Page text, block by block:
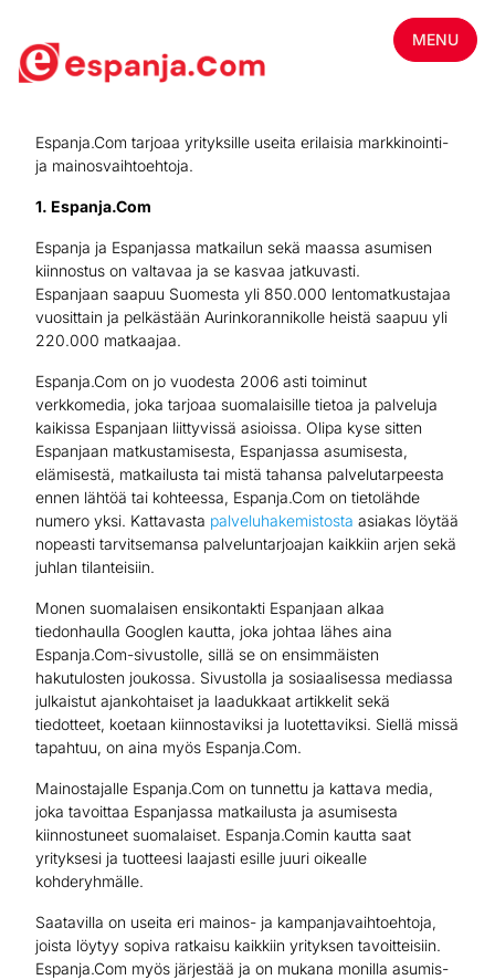
MENU
Espanja.Com tarjoaa yrityksille useita erilaisia markkinointi-
ja mainosvaihtoehtoja.
1. Espanja.Com
Espanja ja Espanjassa matkailun sekä maassa asumisen
kiinnostus on valtavaa ja se kasvaa jatkuvasti.
Espanjaan saapuu Suomesta yli 850.000 lentomatkustajaa
vuosittain ja pelkästään Aurinkorannikolle heistä saapuu yli
220.000 matkaajaa.
Espanja.Com on jo vuodesta 2006 asti toiminut
verkkomedia, joka tarjoaa suomalaisille tietoa ja palveluja
kaikissa Espanjaan liittyvissä asioissa. Olipa kyse sitten
Espanjaan matkustamisesta, Espanjassa asumisesta,
elämisestä, matkailusta tai mistä tahansa palvelutarpeesta
ennen lähtöä tai kohteessa, Espanja.Com on tietolähde
numero yksi. Kattavasta palveluhakemistosta asiakas löytää
nopeasti tarvitsemansa palveluntarjoajan kaikkiin arjen sekä
juhlan tilanteisiin.
Monen suomalaisen ensikontakti Espanjaan alkaa
tiedonhaulla Googlen kautta, joka johtaa lähes aina
Espanja.Com-sivustolle, sillä se on ensimmäisten
hakutulosten joukossa. Sivustolla ja sosiaalisessa mediassa
julkaistut ajankohtaiset ja laadukkaat artikkelit sekä
tiedotteet, koetaan kiinnostaviksi ja luotettaviksi. Siellä missä
tapahtuu, on aina myös Espanja.Com.
Mainostajalle Espanja.Com on tunnettu ja kattava media,
joka tavoittaa Espanjassa matkailusta ja asumisesta
kiinnostuneet suomalaiset. Espanja.Comin kautta saat
yrityksesi ja tuotteesi laajasti esille juuri oikealle
kohderyhmälle.
Saatavilla on useita eri mainos- ja kampanjavaihtoehtoja,
joista löytyy sopiva ratkaisu kaikkiin yrityksen tavoitteisiin.
Espanja.Com myös järjestää ja on mukana monilla asumis-